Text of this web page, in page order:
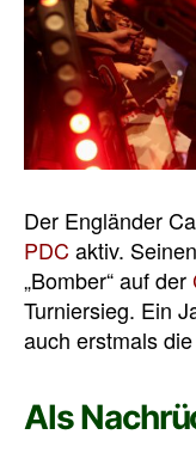
Der Engländer
PDC aktiv.
„Bomber“ auf der
Turniersieg. Ein
auch erstmals
Als